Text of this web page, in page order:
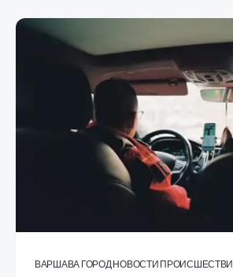
ВАРШАВА ГОРОД НОВОСТИ